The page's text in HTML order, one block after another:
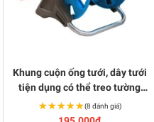
Khung cuộn ống tưới, dây tưới
tiện dụng có thể treo tường
N276
★★★★★
★★★★★(8 đánh giá)